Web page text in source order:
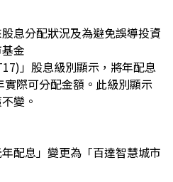
息分配狀況及為避免誤導投資
金
」股息級別顯示，將年配息
際可分配金額。此級別顯示
變。
配息」變更為「百達智慧城市